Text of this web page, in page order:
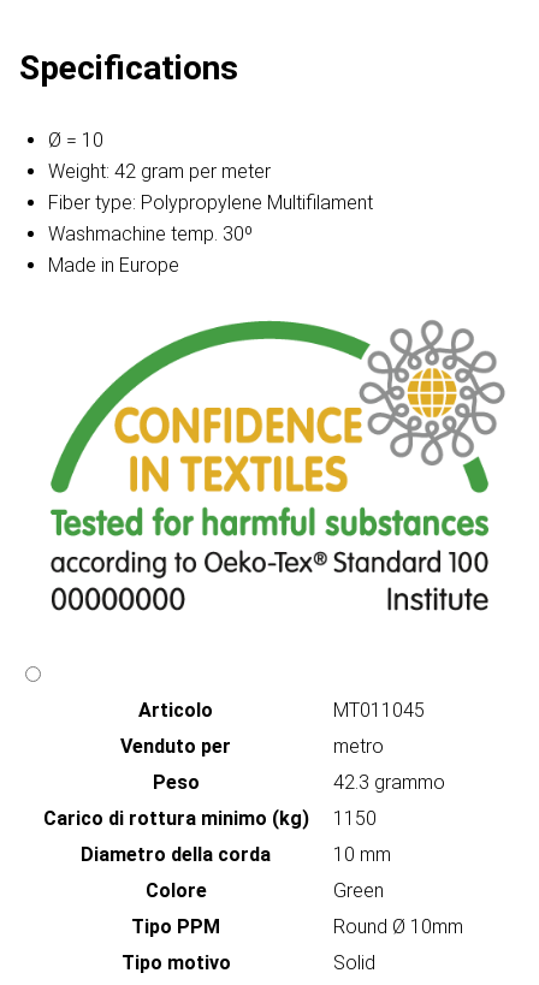
Specifications
Ø = 10
Weight: 42 gram per meter
Fiber type: Polypropylene Multifilament
Washmachine temp. 30º
Made in Europe
Articolo
MT011045
Venduto per
metro
Peso
42.3 grammo
Carico di rottura minimo (kg)
1150
Diametro della corda
10 mm
Colore
Green
Tipo PPM
Round Ø 10mm
Tipo motivo
Solid